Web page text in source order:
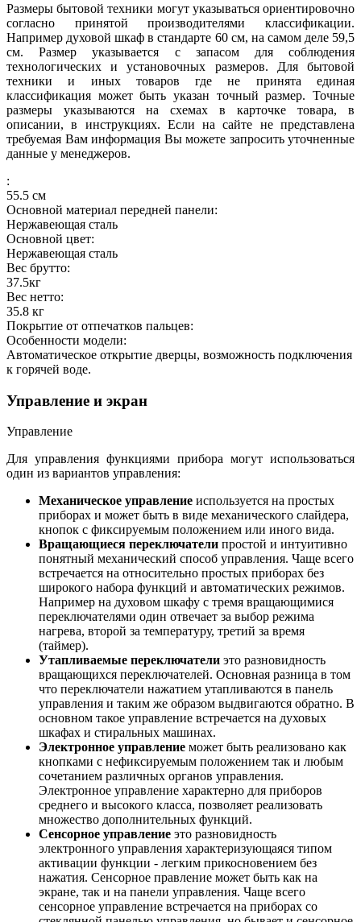
Размеры бытовой техники могут указываться ориентировочно
согласно принятой производителями классификации.
Например духовой шкаф в стандарте 60 см, на самом деле 59,5
см. Размер указывается с запасом для соблюдения
технологических и установочных размеров. Для бытовой
техники и иных товаров где не принята единая
классификация может быть указан точный размер. Точные
размеры указываются на схемах в карточке товара, в
описании, в инструкциях. Если на сайте не представлена
требуемая Вам информация Вы можете запросить уточненные
данные у менеджеров.
:
55.5 см
Основной материал передней панели:
Нержавеющая сталь
Основной цвет:
Нержавеющая сталь
Вес брутто:
37.5кг
Вес нетто:
35.8 кг
Покрытие от отпечатков пальцев:
Особенности модели:
Автоматическое открытие дверцы, возможность подключения
к горячей воде.
Управление и экран
Управление
Для управления функциями прибора могут использоваться
один из вариантов управления:
Механическое управление используется на простых
приборах и может быть в виде механического слайдера,
кнопок с фиксируемым положением или иного вида.
Вращающиеся переключатели простой и интуитивно
понятный механический способ управления. Чаще всего
встречается на относительно простых приборах без
широкого набора функций и автоматических режимов.
Например на духовом шкафу с тремя вращающимися
переключателями один отвечает за выбор режима
нагрева, второй за температуру, третий за время
(таймер).
Утапливаемые переключатели это разновидность
вращающихся переключателей. Основная разница в том
что переключатели нажатием утапливаются в панель
управления и таким же образом выдвигаются обратно. В
основном такое управление встречается на духовых
шкафах и стиральных машинах.
Электронное управление может быть реализовано как
кнопками с нефиксируемым положением так и любым
сочетанием различных органов управления.
Электронное управление характерно для приборов
среднего и высокого класса, позволяет реализовать
множество дополнительных функций.
Сенсорное управление это разновидность
электронного управления характеризующаяся типом
активации функции - легким прикосновением без
нажатия. Сенсорное правление может быть как на
экране, так и на панели управления. Чаще всего
сенсорное управление встречается на приборах со